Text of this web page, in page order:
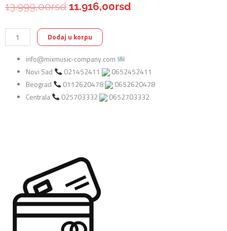
13.999,00rsd Originalna
cena
je
bila:
13.999,00rsd.
11.916,00rsd
Laney
LX15B
kombo
pojačalo
15W
Dodaj u korpu
info@mixmusic-company.com
Novi Sad
021452411
0652452411
Beograd
0112620478
0652620478
Centrala
025703332 0652703332